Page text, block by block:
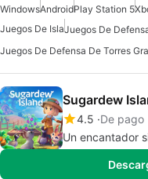
WindowsAndroidPlay Station 5
Juegos De Isla
Sugardew
4.5 De pago
Un encantador